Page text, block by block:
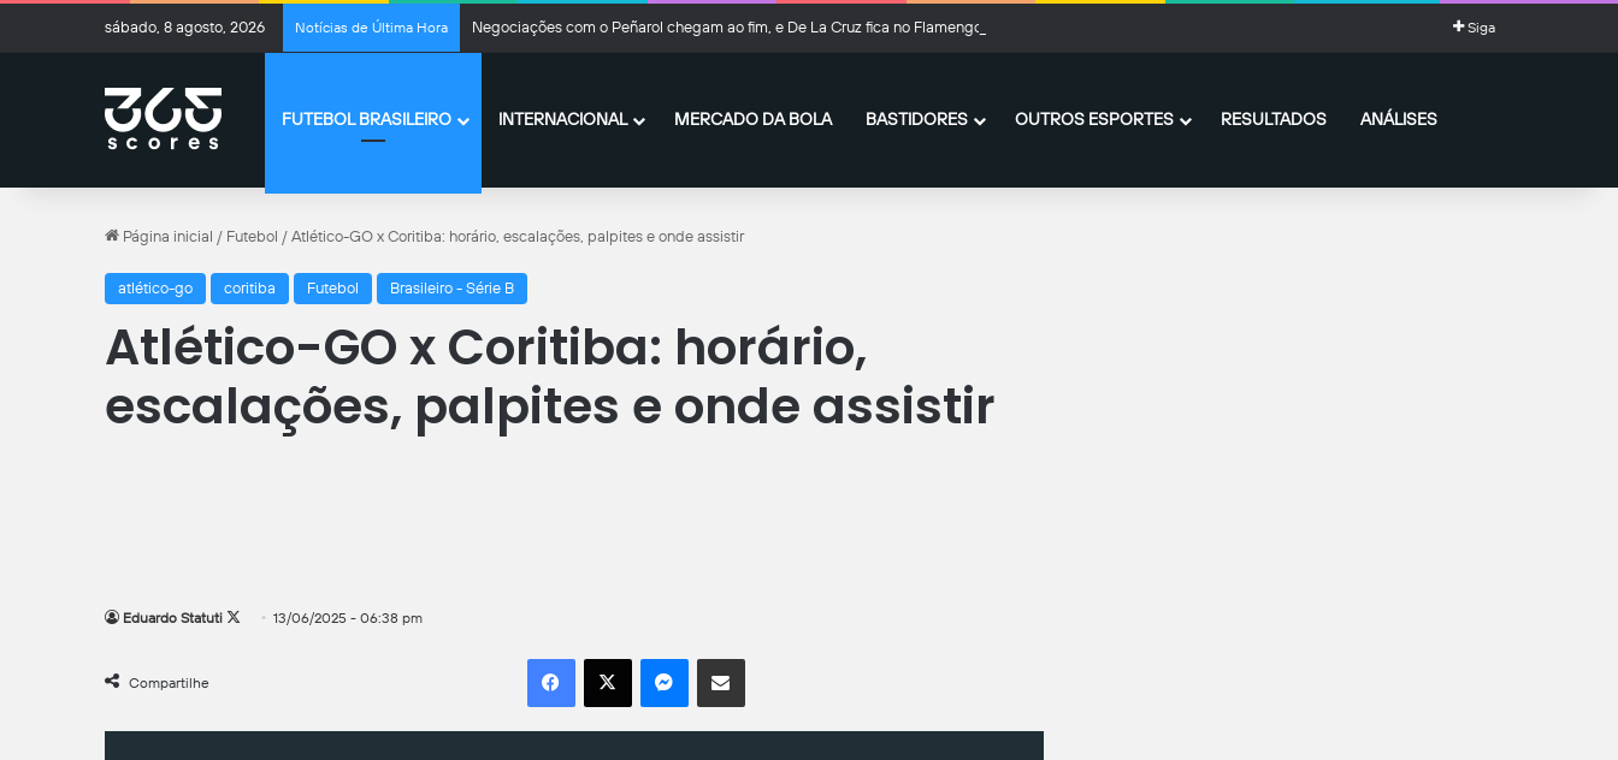
sábado, 8 agosto, 2026 Notícias de Última Hora Negociações com o Peñarol chegam ao fim, e De La Cruz fica no Flamengo Siga
FUTEBOL BRASILEIRO INTERNACIONAL MERCADO DA BOLA BASTIDORES OUTROS ESPORTES RESULTADOS ANÁLISES
Página inicial / Futebol / Atlético-GO x Coritiba: horário, escalações, palpites e onde assistir
atlético-go coritiba Futebol Brasileiro - Série B
Atlético-GO x Coritiba: horário,
escalações, palpites e onde assistir
Eduardo Statuti
Follow13/06/2025 - 06:38 pm
Compartilhe
Facebook
X MessengerCompartilhar por e-mail